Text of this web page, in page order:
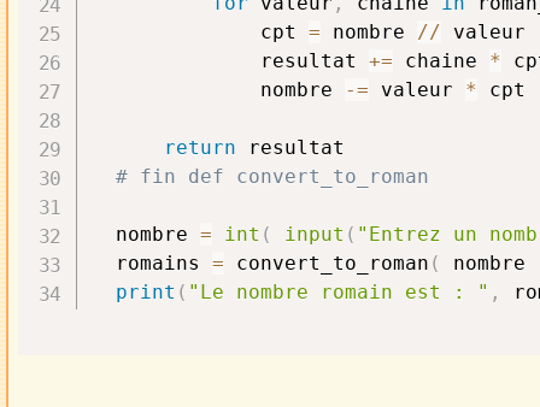
              cpt
= nombre // valeur
              resultat
+= chaine *
              nombre
-= valeur * cpt
return resultat
# fin def convert_to_roman
  nombre
= int ( input ( "Entrez un
  romains
= convert_to_roman ( nombre
print ( "Le nombre romain est : " ,